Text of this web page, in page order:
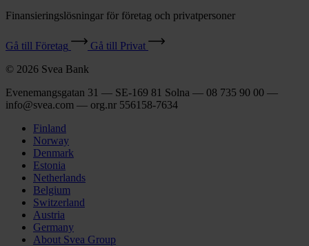
Finansieringslösningar för företag och privatpersoner
Gå till Företag
Gå till Privat
© 2026 Svea Bank
Evenemangsgatan 31 — SE-169 81 Solna — 08 735 90 00 —
info@svea.com — org.nr 556158‑7634
Finland
Norway
Denmark
Estonia
Netherlands
Belgium
Switzerland
Austria
Germany
About Svea Group